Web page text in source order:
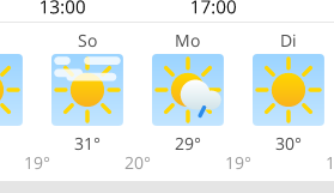
So Mo Di
19°
31°
20°
29°
19°
30°